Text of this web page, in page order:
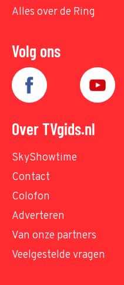
Alles over de Ring
Volg ons
Over TVgids.nl
SkyShowtime
Contact
Colofon
Adverteren
Van onze partners
Veelgestelde vragen